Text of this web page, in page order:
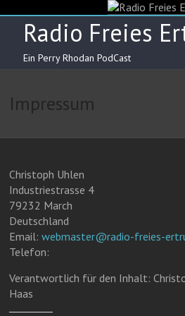
to
contentRadio Freies
Ein Perry Rhodan PodCast
Impressum
Christoph Uhlen
Industriestrasse 4
79232 March
Deutschland
Email:webmaster@radio-freies-
Telefon:
Verantwortlich für den Inhalt:
Haas